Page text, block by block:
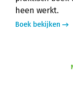
heen werkt.
Boek bekijken